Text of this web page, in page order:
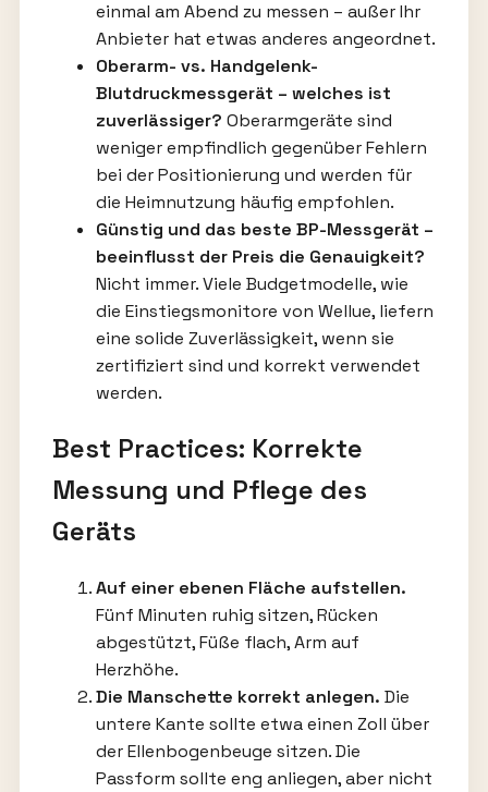
einmal am Abend zu messen – außer Ihr
Anbieter hat etwas anderes angeordnet.
Oberarm- vs. Handgelenk-
Blutdruckmessgerät – welches ist
zuverlässiger? Oberarmgeräte sind
weniger empfindlich gegenüber Fehlern
bei der Positionierung und werden für
die Heimnutzung häufig empfohlen.
Günstig und das beste BP-Messgerät –
beeinflusst der Preis die Genauigkeit?
Nicht immer. Viele Budgetmodelle, wie
die Einstiegsmonitore von Wellue, liefern
eine solide Zuverlässigkeit, wenn sie
zertifiziert sind und korrekt verwendet
werden.
Best Practices: Korrekte
Messung und Pflege des
Geräts
Auf einer ebenen Fläche aufstellen.
Fünf Minuten ruhig sitzen, Rücken
abgestützt, Füße flach, Arm auf
Herzhöhe.
Die Manschette korrekt anlegen. Die
untere Kante sollte etwa einen Zoll über
der Ellenbogenbeuge sitzen. Die
Passform sollte eng anliegen, aber nicht